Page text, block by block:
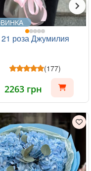
21 роза Джумилия
(177)
2263 грн